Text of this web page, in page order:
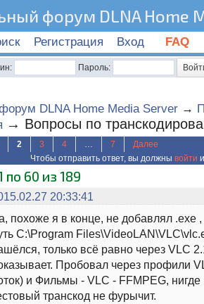
форум DLNA Home
Регистрация Вход FAQ
Пароль:
DLNA Home Media Server →
→ Вопросы по
2 3 4 … 7
Далее
Чтобы отправить ответ, вы должны войти
по 60 из 189
20:33:41
похоже я в конце, не добавлял .exe ,
C:\Program
только всё равно через VLC
Пробовал через профили
и Фильмы - VLC - FFMPEG, нигде
транскод не фурычит.